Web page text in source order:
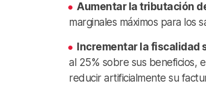
Aumentar la tributación
marginales máximos para los
Incrementar la fiscalidad
al 25% sobre sus beneficios,
reducir artificialmente su